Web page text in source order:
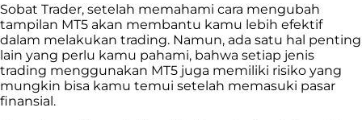
Sobat Trader, setelah memahami cara mengubah
tampilan MT5 akan membantu kamu lebih efektif
dalam melakukan trading. Namun, ada satu hal penting
lain yang perlu kamu pahami, bahwa setiap jenis
trading menggunakan MT5 juga memiliki risiko yang
mungkin bisa kamu temui setelah memasuki pasar
finansial.